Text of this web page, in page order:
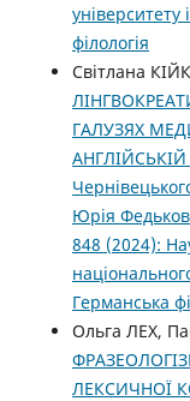
філологія
Світлана
ГАЛУЗЯХ
Юрія
848 (2024):
Германська
Ольга ЛЕХ,
ЛЕКСИЧНОЇ